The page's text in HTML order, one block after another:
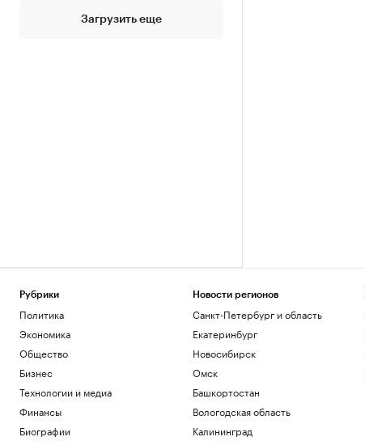
Загрузить еще
Рубрики
Политика
Экономика
Общество
Бизнес
Технологии и медиа
Финансы
Биографии
Новости регионов
Санкт-Петербург и область
Екатеринбург
Новосибирск
Омск
Башкортостан
Вологодская область
Калининград